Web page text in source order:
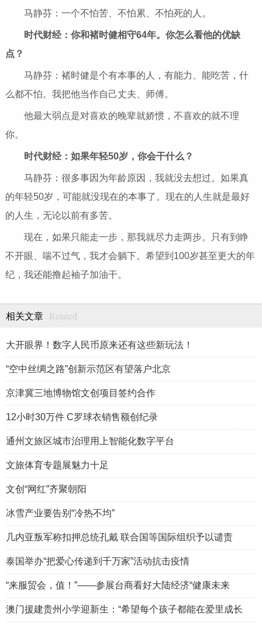
马静芬：一个不怕苦、不怕累、不怕死的人。
时代财经：你和褚时健相守64年。你怎么看他的优缺
点？
马静芬：褚时健是个有本事的人，有能力、能吃苦，什
么都不怕。我把他当作自己丈夫、师傅。
他最大弱点是对喜欢的晚辈就娇惯，不喜欢的就不理
你。
时代财经：如果年轻50岁，你会干什么？
马静芬：很多事因为年龄原因，我就没去想过。如果真
的年轻50岁，可能就没现在的本事了。现在的人生就是最好
的人生，无论以前有多苦。
现在，如果只能走一步，那我就尽力走两步。只有到睁
不开眼、喘不过气，我才会躺下。希望到100岁甚至更大的年
纪，我还能撸起袖子加油干。
相关文章 Related
大开眼界！数字人民币原来还有这些新玩法！
“空中丝绸之路”创新示范区有望落户北京
京津冀三地博物馆文创项目签约合作
12小时30万件 C罗球衣销售额创纪录
通州文旅区城市治理用上智能化数字平台
文旅体育专题展魅力十足
文创“网红”齐聚朝阳
冰雪产业要告别“冷热不均”
几内亚叛军称扣押总统孔戴 联合国等国际组织予以谴责
泰国举办“把爱心传递到千万家”活动抗击疫情
“来服贸会，值！”——参展台商看好大陆经济“健康未来
澳门援建贵州小学迎新生：“希望每个孩子都能在爱里成长